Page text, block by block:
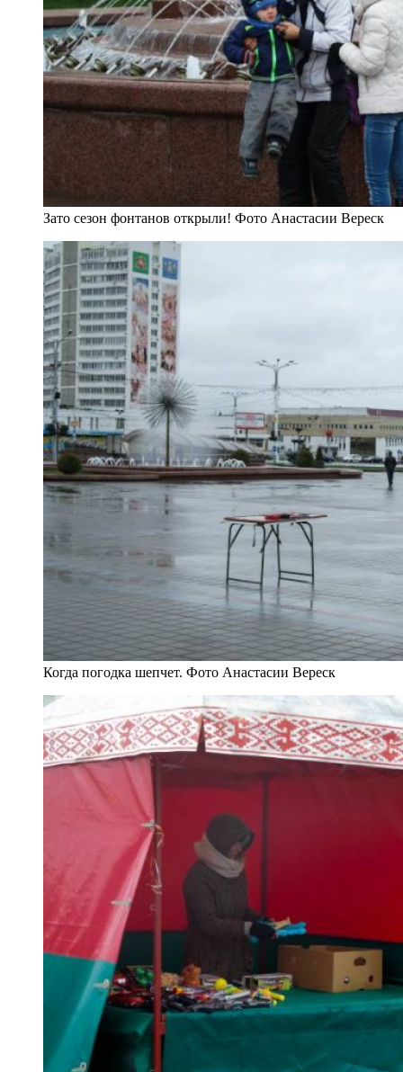
Зато сезон фонтанов открыли! Фото Анастасии Вереск
Когда погодка шепчет. Фото Анастасии Вереск